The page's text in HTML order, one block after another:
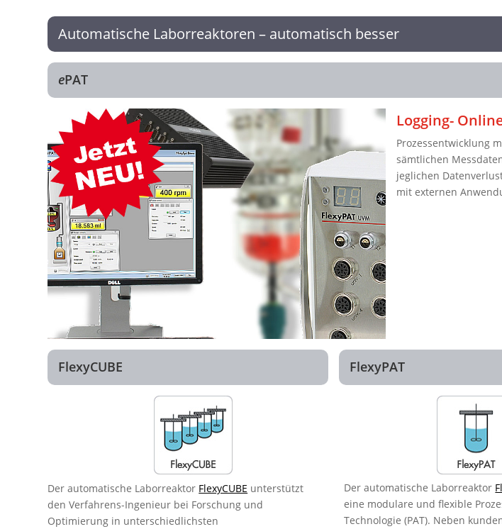
Automatische Laborreaktoren – automatisch besser
ePAT
Logging-
Prozessentwicklung
sämtlichen
jeglichen
mit externen
FlexyCUBE
Der automatische Laborreaktor FlexyCUBE unterstützt
den Verfahrens-Ingenieur bei Forschung und
Optimierung in unterschiedlichsten
FlexyPAT
Der automatische Laborreaktor
eine modulare und flexible
Technologie (PAT). Neben